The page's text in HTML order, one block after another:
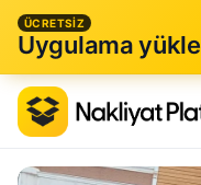
ÜCRETSİZ
Uygulama yükle